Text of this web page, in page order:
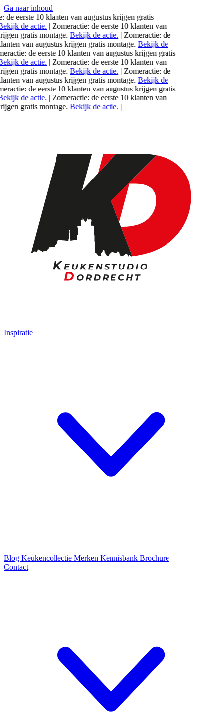
Ga naar inhoud
eerste 10 klanten vanaugustuskrijgen gratis
de actie. | Zomeractie: de eerste 10 klanten van
gratis montage.Bekijk de actie. | Zomeractie: de
vanaugustuskrijgen gratis montage.Bekijk de
de eerste 10 klanten vanaugustuskrijgen gratis
de actie. | Zomeractie: de eerste 10 klanten van
gratis montage.Bekijk de actie. | Zomeractie: de
vanaugustuskrijgen gratis montage.Bekijk de
de eerste 10 klanten vanaugustuskrijgen gratis
de actie. | Zomeractie: de eerste 10 klanten van
gratis montage.Bekijk de actie. |
Inspiratie
Blog Keukencollectie Merken Kennisbank Brochure
Contact